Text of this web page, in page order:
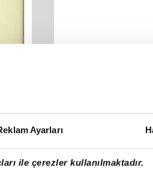
Ayarları
ile çerezler kullanılmaktadır.